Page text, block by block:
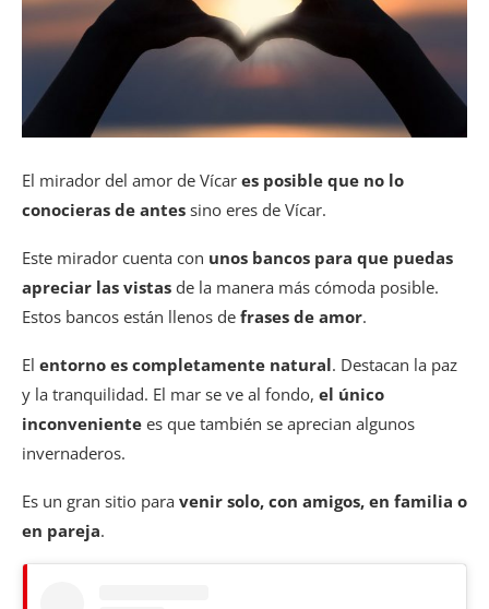
El mirador del amor de Vícar es posible que no lo
conocieras de antes sino eres de Vícar.
Este mirador cuenta con unos bancos para que puedas
apreciar las vistas de la manera más cómoda posible.
Estos bancos están llenos de frases de amor.
El entorno es completamente natural. Destacan la paz
y la tranquilidad. El mar se ve al fondo, el único
inconveniente es que también se aprecian algunos
invernaderos.
Es un gran sitio para venir solo, con amigos, en familia o
en pareja.